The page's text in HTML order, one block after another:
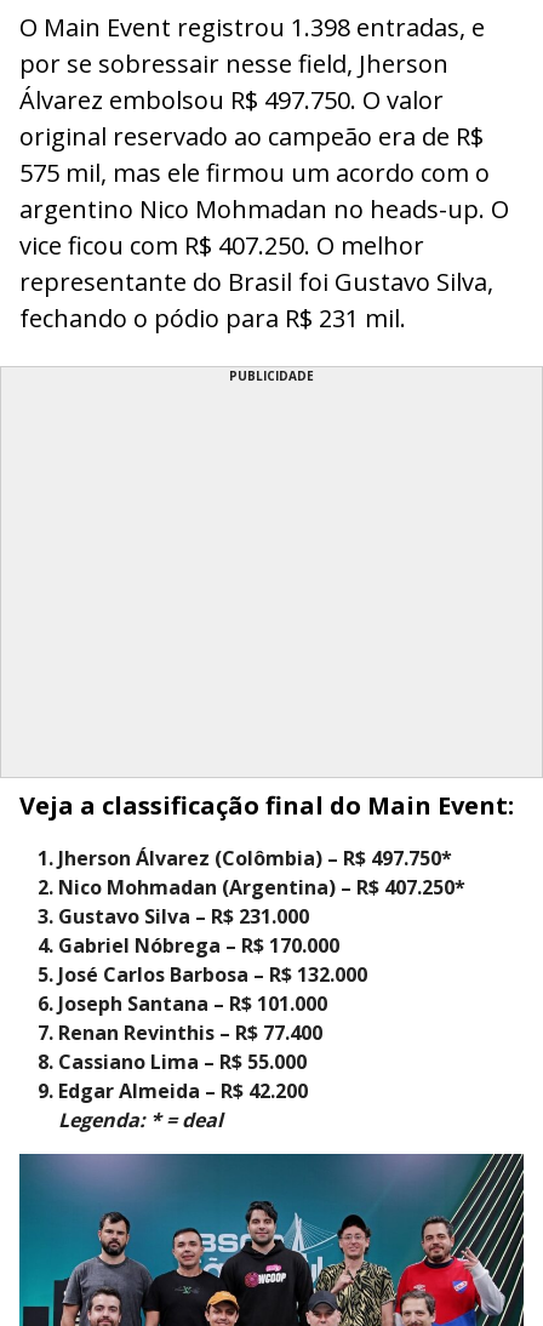
O Main Event registrou 1.398 entradas, e
por se sobressair nesse field, Jherson
Álvarez embolsou R$ 497.750. O valor
original reservado ao campeão era de R$
575 mil, mas ele firmou um acordo com o
argentino Nico Mohmadan no heads-up. O
vice ficou com R$ 407.250. O melhor
representante do Brasil foi Gustavo Silva,
fechando o pódio para R$ 231 mil.
PUBLICIDADE
Veja a classificação final do Main Event:
Jherson Álvarez (Colômbia) – R$ 497.750*
Nico Mohmadan (Argentina) – R$ 407.250*
Gustavo Silva – R$ 231.000
Gabriel Nóbrega – R$ 170.000
José Carlos Barbosa – R$ 132.000
Joseph Santana – R$ 101.000
Renan Revinthis – R$ 77.400
Cassiano Lima – R$ 55.000
Edgar Almeida – R$ 42.200
Legenda: * = deal